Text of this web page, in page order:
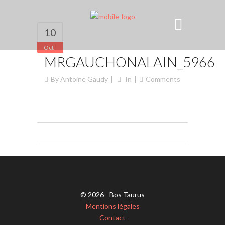
10
Oct
MRGAUCHONALAIN_5966
ByAntoine Gaudy In Comments
© 2026 - Bos Taurus
Mentions légales
Contact